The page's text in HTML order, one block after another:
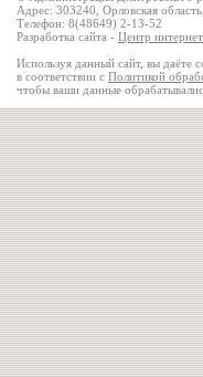
Адрес: 303240, Орловская
Телефон: 8(48649) 2-13-52
Разработка сайта - Центр
Используя данный сайт, вы даёте
в соответствии с Политикой
чтобы ваши данные